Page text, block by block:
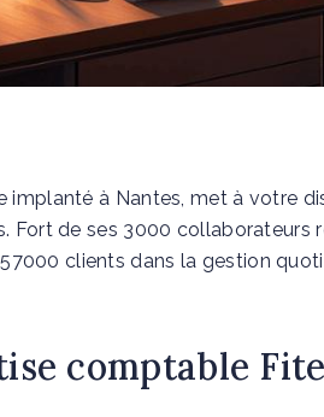
implanté à Nantes, met à votre
Fort de ses 3000 collaborateurs
clients dans la gestion
comptable